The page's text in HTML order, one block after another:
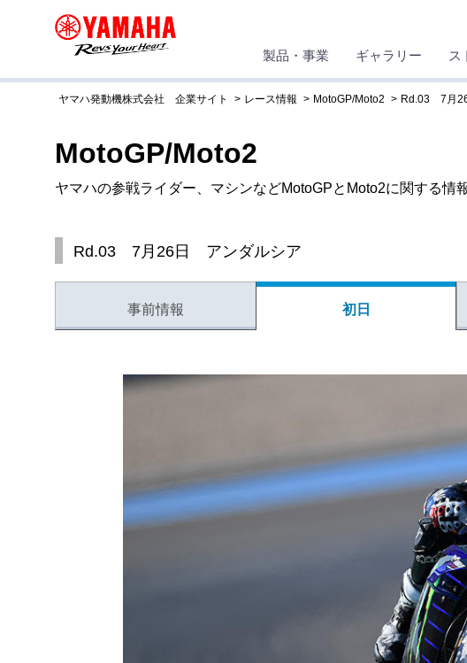
製品・事業 ギャラリー ス
ヤマハ発動機株式会社 企業サイト レース情報 MotoGP/Moto2 Rd.03 7月
MotoGP/Moto2
ヤマハの参戦ライダー、マシンなどMotoGPとMoto2に関する情
Rd.03 7月26日 アンダルシア
事前情報 初日